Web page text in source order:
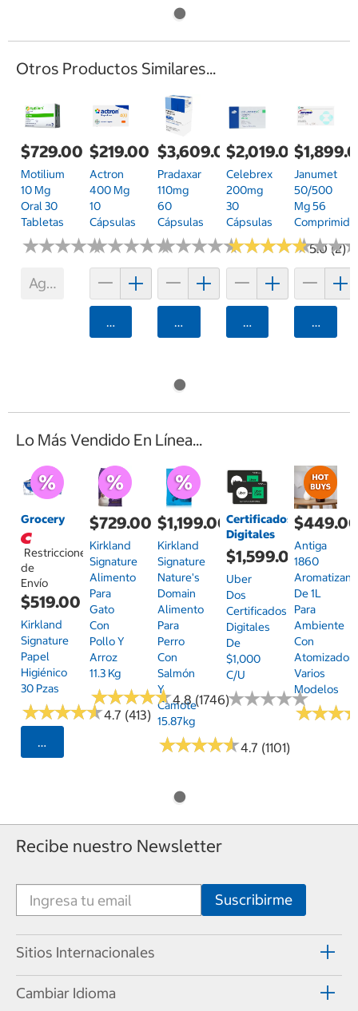
Otros Productos Similares...
$729.00
Motilium
10 Mg
Oral 30
Tabletas
★★★★★
★★★★★
Agotado
$219.00
Actron
400 Mg
10
Cápsulas
★★★★★
★★★★★
Agregar
$3,609.00
Pradaxar
110mg
60
Cápsulas
★★★★★
★★★★★
Agregar
$2,019.00
Celebrex
200mg
30
Cápsulas
★★★★★
★★★★★5.0 (2)
Agregar
Janumet
50/500
Mg 56
★★★
★★★
Lo Más Vendido En Línea...
Grocery
Restricciones
de
Envío
$519.00
Kirkland
Signature
Papel
Higiénico
30 Pzas
★★★★★
★★★★★4.7 (413)
Seleccionar Código Postal
$729.00
Kirkland
Signature
Alimento
Para
Gato
Con
Pollo Y
Arroz
11.3 Kg
★★★★★
★★★★★4.8 (1746)
$1,199.00
Kirkland
Signature
Nature's
Domain
Alimento
Para
Perro
Con
Salmón
Y
Camote
15.87kg
★★★★★
★★★★★4.7 (1101)
Certificados
Digitales
$1,599.00
Uber
Dos
Certificados
Digitales
De
$1,000
C/u
★★★★★
★★★★★
Antiga
1860
De 1L
Para
Ambiente
Con
Atomizador,
Varios
Modelos
★★★
★★★
Recibe nuestro Newsletter
Sitios Internacionales
Cambiar Idioma